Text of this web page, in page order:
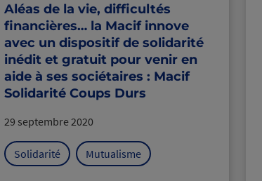
Aléas de la vie, difficultés
financières… la Macif innove
avec un dispositif de solidarité
inédit et gratuit pour venir en
aide à ses sociétaires : Macif
Solidarité Coups Durs
29 septembre 2020
Solidarité Mutualisme